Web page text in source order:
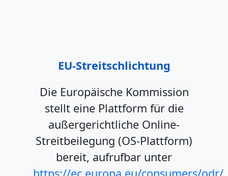
EU-Streitschlichtung
Die Europäische Kommission
stellt eine Plattform für die
außergerichtliche Online-
Streitbeilegung (OS-Plattform)
bereit, aufrufbar unter